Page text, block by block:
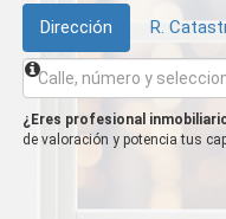
Dirección R.
¿Eres profesional
de valoración y potencia tus